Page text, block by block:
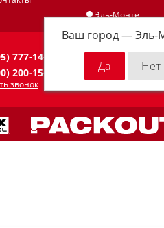
Эль-Монте
Ваш город —Эль-
Личный кабинет
777-14-94
200-15-94
звонок